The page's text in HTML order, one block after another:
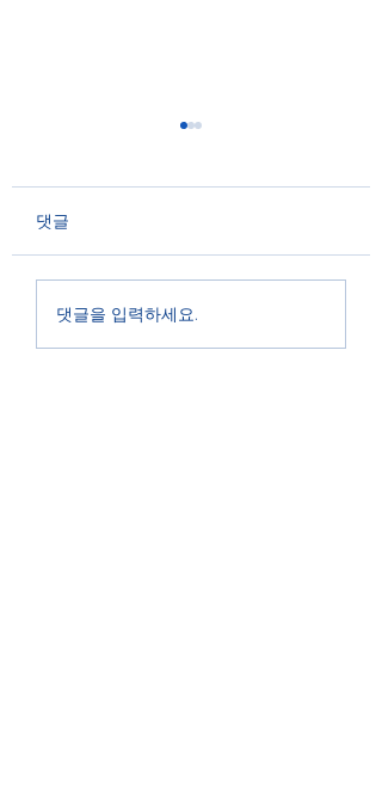
입니다. ​ Windows Server
2008 R2 기반에 Active
댓글
댓글을 입력하세요.